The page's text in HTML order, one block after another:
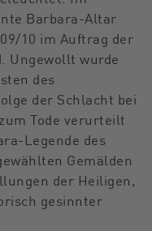
Barbara-Altar
10 im Auftrag der
Ungewollt wurde
des
der Schlacht bei
Tode verurteilt
Legende des
Gemälden
der Heiligen,
gesinnter